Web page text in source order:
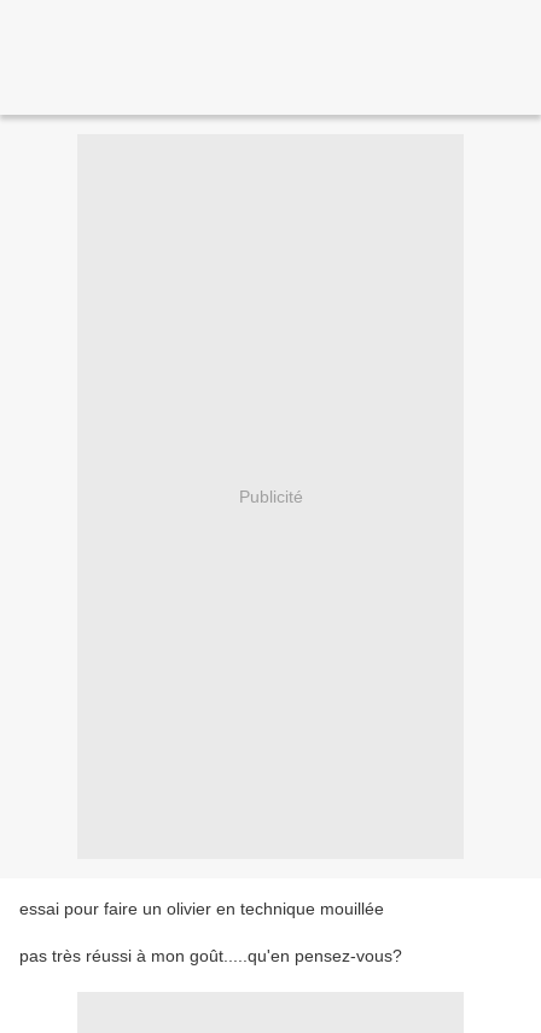
Publicité
essai pour faire un olivier en technique mouillée
pas très réussi à mon goût.....qu'en pensez-vous?